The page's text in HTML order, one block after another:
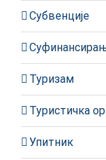
Субвенције
Туризам
Туристичка
Упитник